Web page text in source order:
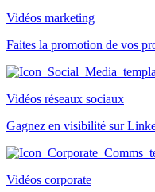
Vidéos marketing
Faites la promotion de vos
Vidéos réseaux sociaux
Gagnez en visibilité sur
Vidéos corporate